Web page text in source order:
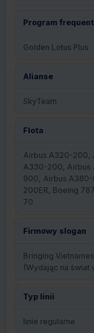
Program
Golden Lotus Plus
Alianse
SkyTeam
Flota
Airbus A320-200,
A330-200, Airbus
900, Airbus
200ER, Boeing
70
Firmowy slogan
Bringing
(Wydając na świat
Typ linii
linie regularne